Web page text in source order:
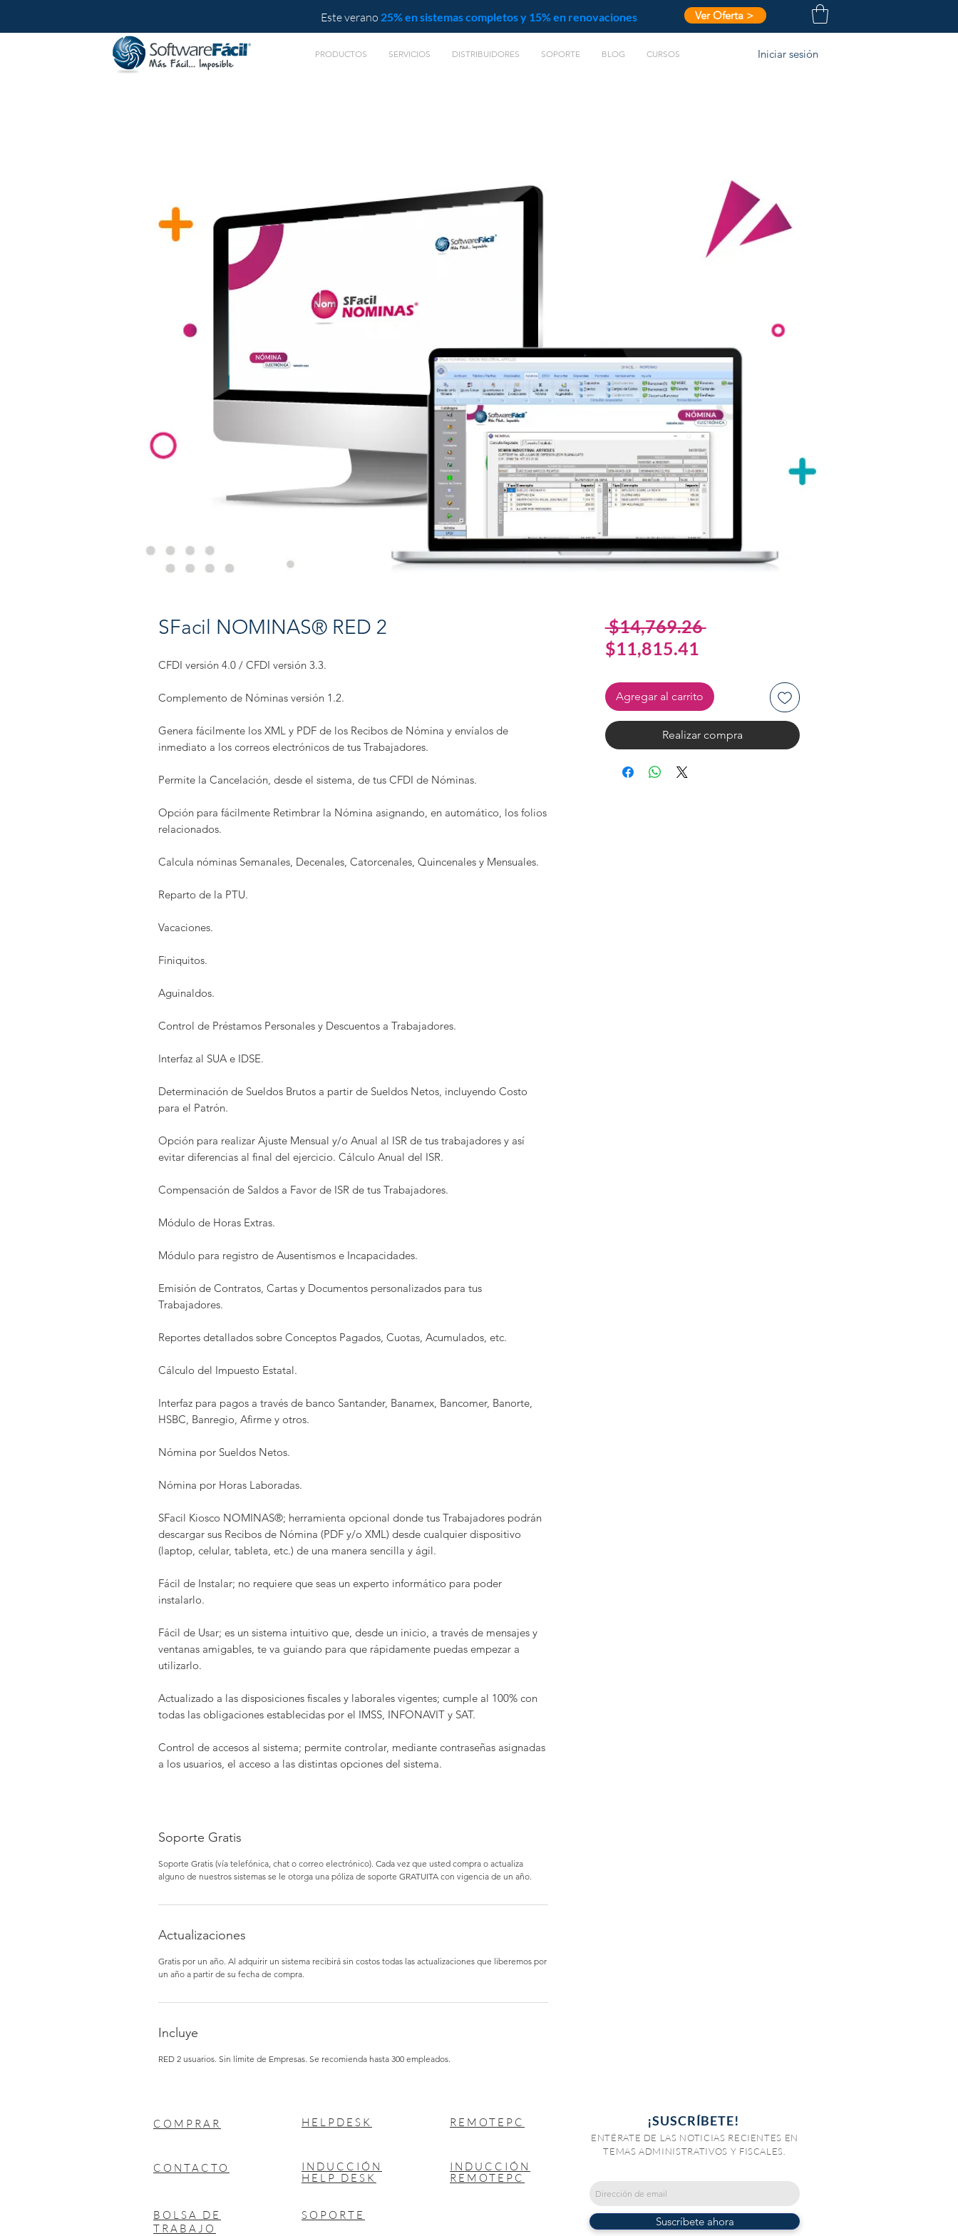
Este verano 25% en sistemas completos y 15% en renovaciones Ver Oferta >
PRODUCTOS SERVICIOS DISTRIBUIDORES SOPORTE BLOG CURSOS Iniciar sesión
SFacil NOMINAS® RED 2
CFDI versión 4.0 / CFDI versión 3.3.
Complemento de Nóminas versión 1.2.
Genera fácilmente los XML y PDF de los Recibos de Nómina y envíalos de
inmediato a los correos electrónicos de tus Trabajadores.
Permite la Cancelación, desde el sistema, de tus CFDI de Nóminas.
Opción para fácilmente Retimbrar la Nómina asignando, en automático, los folios
relacionados.
Calcula nóminas Semanales, Decenales, Catorcenales, Quincenales y Mensuales.
Reparto de la PTU.
Vacaciones.
Finiquitos.
Aguinaldos.
Control de Préstamos Personales y Descuentos a Trabajadores.
Interfaz al SUA e IDSE.
Determinación de Sueldos Brutos a partir de Sueldos Netos, incluyendo Costo
para el Patrón.
Opción para realizar Ajuste Mensual y/o Anual al ISR de tus trabajadores y así
evitar diferencias al final del ejercicio. Cálculo Anual del ISR.
Compensación de Saldos a Favor de ISR de tus Trabajadores.
Módulo de Horas Extras.
Módulo para registro de Ausentismos e Incapacidades.
Emisión de Contratos, Cartas y Documentos personalizados para tus
Trabajadores.
Reportes detallados sobre Conceptos Pagados, Cuotas, Acumulados, etc.
Cálculo del Impuesto Estatal.
Interfaz para pagos a través de banco Santander, Banamex, Bancomer, Banorte,
HSBC, Banregio, Afirme y otros.
Nómina por Sueldos Netos.
Nómina por Horas Laboradas.
SFacil Kiosco NOMINAS®; herramienta opcional donde tus Trabajadores podrán
descargar sus Recibos de Nómina (PDF y/o XML) desde cualquier dispositivo
(laptop, celular, tableta, etc.) de una manera sencilla y ágil.
Fácil de Instalar; no requiere que seas un experto informático para poder
instalarlo.
Fácil de Usar; es un sistema intuitivo que, desde un inicio, a través de mensajes y
ventanas amigables, te va guiando para que rápidamente puedas empezar a
utilizarlo.
Actualizado a las disposiciones fiscales y laborales vigentes; cumple al 100% con
todas las obligaciones establecidas por el IMSS, INFONAVIT y SAT.
Control de accesos al sistema; permite controlar, mediante contraseñas asignadas
a los usuarios, el acceso a las distintas opciones del sistema.
Soporte Gratis
Soporte Gratis (vía telefónica, chat o correo electrónico). Cada vez que usted compra o actualiza
alguno de nuestros sistemas se le otorga una póliza de soporte GRATUITA con vigencia de un año.
Actualizaciones
Gratis por un año. Al adquirir un sistema recibirá sin costos todas las actualizaciones que liberemos por
un año a partir de su fecha de compra.
Incluye
RED 2 usuarios. Sin límite de Empresas. Se recomienda hasta 300 empleados.
$14,769.26 Precio
$11,815.41Precio
oferta
Agregar al carrito
Realizar compra
COMPRAR
CONTACTO
BOLSA DE
TRABAJO
HELPDESK
INDUCCIÓN
HELP DESK
SOPORTE
REMOTEPC
INDUCCIÓN
REMOTEPC
¡SUSCRÍBETE!
ENTÉRATE DE LAS NOTICIAS RECIENTES EN
TEMAS ADMINISTRATIVOS Y FISCALES.
Suscríbete ahora